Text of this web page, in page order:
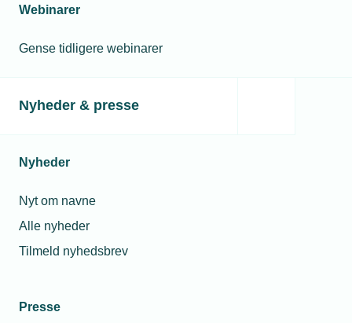
Webinarer
Gense tidligere webinarer
Nyheder & presse
Nyheder
Nyt om navne
Alle nyheder
Tilmeld nyhedsbrev
Presse